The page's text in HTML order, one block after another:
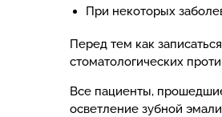
При некоторых
Перед тем как
стоматологических
Все пациенты,
осветление зубной